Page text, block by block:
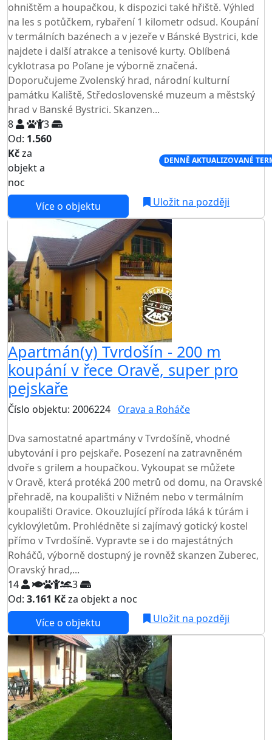
ohništěm a houpačkou, k dispozici také hřiště. Výhled
na les s potůčkem, rybaření 1 kilometr odsud. Koupání
v termálních bazénech a v jezeře v Bánské Bystrici, kde
najdete i další atrakce a tenisové kurty. Oblíbená
cyklotrasa po Poľane je výborně značená.
Doporučujeme Zvolenský hrad, národní kulturní
památku Kaliště, Středoslovenské muzeum a městský
hrad v Banské Bystrici. Skanzen...
8
3
Od: 1.560
Kčza
objekt a
noc
DENNĚ AKTUALIZOVANÉ
Více o objektu Uložit na později
Apartmán(y) Tvrdošín - 200 m
koupání v řece Oravě, super pro
pejskaře
Číslo objektu: 2006224 Orava a Roháče
Dva samostatné apartmány v Tvrdošíně, vhodné
ubytování i pro pejskaře. Posezení na zatravněném
dvoře s grilem a houpačkou. Vykoupat se můžete
v Oravě, která protéká 200 metrů od domu, na Oravské
přehradě, na koupališti v Nižném nebo v termálním
koupališti Oravice. Okouzlující příroda láká k túrám i
cyklovýletům. Prohlédněte si zajímavý gotický kostel
přímo v Tvrdošíně. Vypravte se i do majestátných
Roháčů, výborně dostupný je rovněž skanzen Zuberec,
Oravský hrad,...
14
3
Od: 3.161 Kčza objekt a noc
Více o objektu Uložit na později